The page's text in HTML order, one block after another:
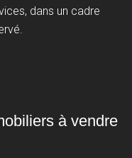
dans un cadre
à vendre